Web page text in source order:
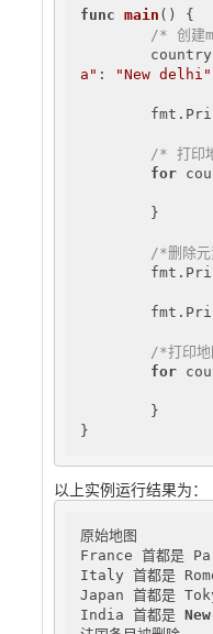
func main ()
{
/* 创建
a" : "New delhi"
/* 打印
for
}
/*删除
/*打印
for
}
}
以上实例运行结果为：
原始地图
France 首都是
Italy 首都是
Japan 首都是
India 首都是 New